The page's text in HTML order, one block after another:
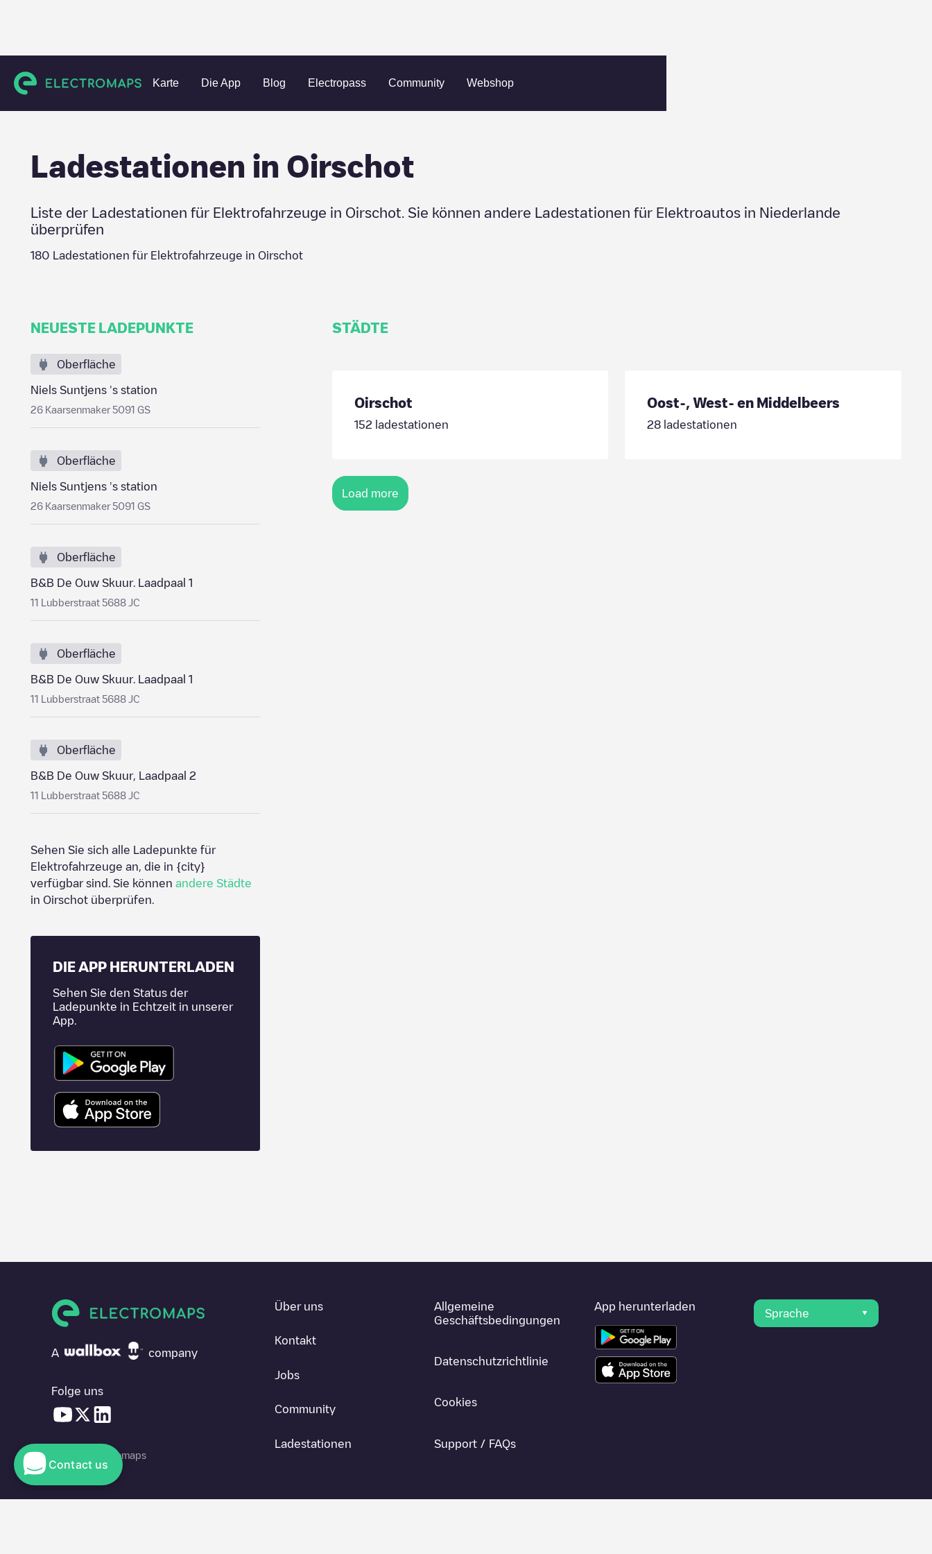
Karte Die App Blog Electropass Community Webshop
Charging stations Niederlande Oirschot
Ladestationen in Oirschot
Liste der Ladestationen für Elektrofahrzeuge in Oirschot . Sie können andere Ladestationen für Elektroautos in Niederlande
überprüfen
180 Ladestationen für Elektrofahrzeuge in Oirschot
NEUESTE LADEPUNKTE
Oberfläche
Niels Suntjens 's station
26 Kaarsenmaker 5091 GS
Oberfläche
Niels Suntjens 's station
26 Kaarsenmaker 5091 GS
Oberfläche
B&B De Ouw Skuur. Laadpaal 1
11 Lubberstraat 5688 JC
Oberfläche
B&B De Ouw Skuur. Laadpaal 1
11 Lubberstraat 5688 JC
Oberfläche
B&B De Ouw Skuur, Laadpaal 2
11 Lubberstraat 5688 JC
Sehen Sie sich alle Ladepunkte für
Elektrofahrzeuge an, die in {city}
verfügbar sind. Sie können andere Städte
in Oirschot überprüfen.
DIE APP HERUNTERLADEN
Sehen Sie den Status der
Ladepunkte in Echtzeit in unserer
App.
STÄDTE
Oirschot
152 ladestationen
Oost-, West- en Middelbeers
28 ladestationen
Load more
A company
Folge uns
© 2026 Electromaps
Über uns
Kontakt
Jobs
Community
Ladestationen
Allgemeine
Geschäftsbedingungen
Datenschutzrichtlinie
Cookies
Support / FAQs
App herunterladen
Sprache
Contact us